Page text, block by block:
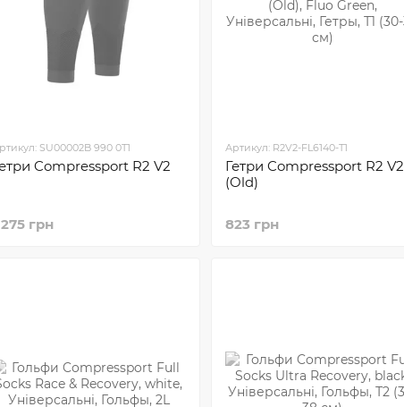
SU00002B 990 0T1
Compressport R2 V2
275 грн
Артикул: R2V2-FL6140-T1
Гетри Compressport R2 V2
(Old)
823 грн